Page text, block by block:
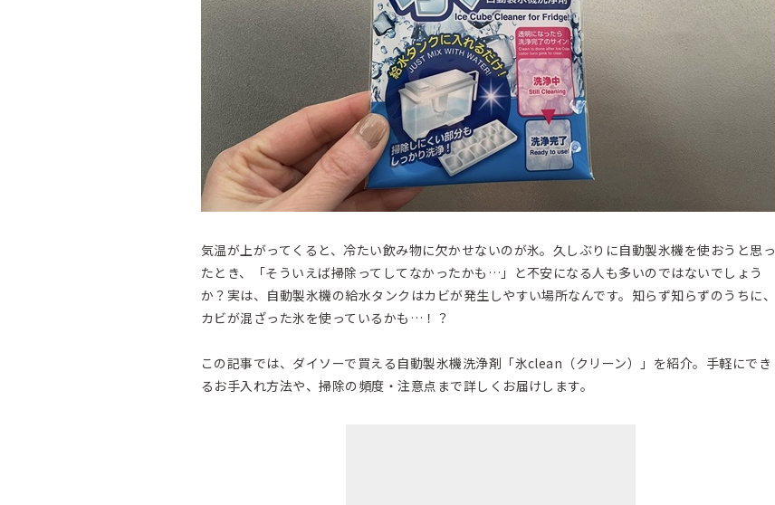
気温が上がってくると、冷たい飲み物に欠かせないのが氷。久しぶりに自動製氷機を使おうと思っ
たとき、「そういえば掃除ってしてなかったかも…」と不安になる人も多いのではないでしょう
か？実は、自動製氷機の給水タンクはカビが発生しやすい場所なんです。知らず知らずのうちに、
カビが混ざった氷を使っているかも…！？
この記事では、ダイソーで買える自動製氷機洗浄剤「氷clean（クリーン）」を紹介。手軽にでき
るお手入れ方法や、掃除の頻度・注意点まで詳しくお届けします。